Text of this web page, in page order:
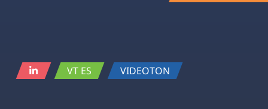
VT ES VIDEOTON